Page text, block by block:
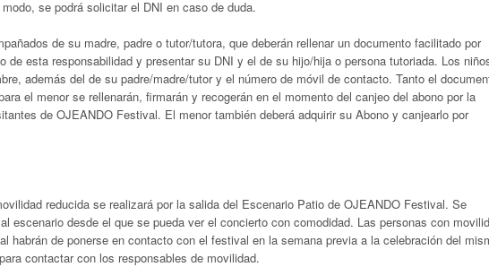
se podrá solicitar el DNI en caso de duda.
de su madre, padre o tutor/tutora, que deberán rellenar un documento facilitado por
de esta responsabilidad y presentar su DNI y el de su hijo/hija o persona tutoriada. Los
además del de su padre/madre/tutor y el número de móvil de contacto. Tanto el
el menor se rellenarán, firmarán y recogerán en el momento del canjeo del abono por la
de OJEANDO Festival. El menor también deberá adquirir su Abono y canjearlo por
reducida se realizará por la salida del Escenario Patio de OJEANDO Festival. Se
escenario desde el que se pueda ver el concierto con comodidad. Las personas con
habrán de ponerse en contacto con el festival en la semana previa a la celebración del
contactar con los responsables de movilidad.